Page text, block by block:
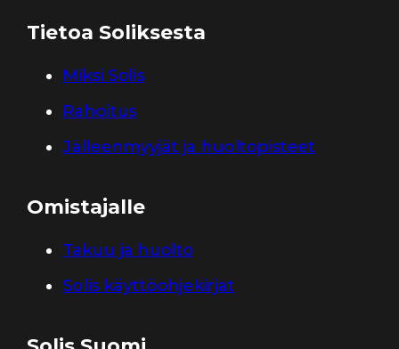
Tietoa Soliksesta
Miksi Solis
Rahoitus
Jälleenmyyjät ja huoltopisteet
Omistajalle
Takuu ja huolto
Solis käyttöohjekirjat